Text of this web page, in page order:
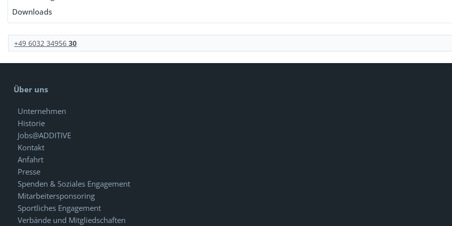
Downloads
+49 6032 3495630
Über uns
Unternehmen
Historie
Jobs@ADDITIVE
Kontakt
Anfahrt
Presse
Spenden & Soziales Engagement
Mitarbeitersponsoring
Sportliches Engagement
Verbände und Mitgliedschaften